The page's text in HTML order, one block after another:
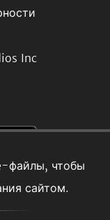
файлы, чтобы
сайтом.
Inc